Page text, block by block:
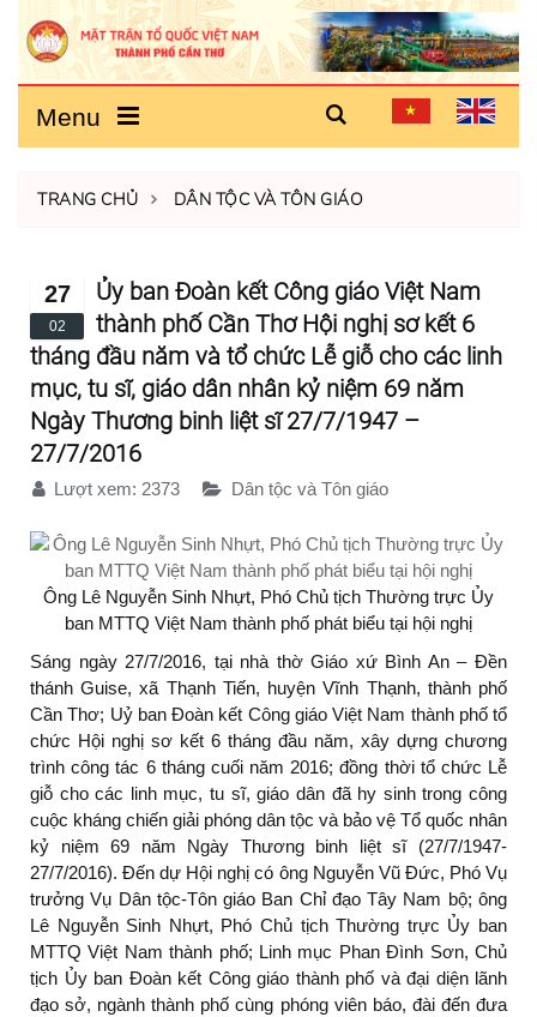
Menu
TRANG CHỦ DÂN TỘC VÀ TÔN GIÁO
27
02
Ủy ban Đoàn kết Công giáo Việt Nam
thành phố Cần Thơ Hội nghị sơ kết 6
tháng đầu năm và tổ chức Lễ giỗ cho các linh
mục, tu sĩ, giáo dân nhân kỷ niệm 69 năm
Ngày Thương binh liệt sĩ 27/7/1947 –
27/7/2016
Lượt xem: 2373 Dân tộc và Tôn giáo
Ông Lê Nguyễn Sinh Nhựt, Phó Chủ tịch Thường trực Ủy
ban MTTQ Việt Nam thành phố phát biểu tại hội nghị
Sáng ngày 27/7/2016, tại nhà thờ Giáo xứ Bình An – Đền
thánh Guise, xã Thạnh Tiến, huyện Vĩnh Thạnh, thành phố
Cần Thơ; Uỷ ban Đoàn kết Công giáo Việt Nam thành phố tổ
chức Hội nghị sơ kết 6 tháng đầu năm, xây dựng chương
trình công tác 6 tháng cuối năm 2016; đồng thời tổ chức Lễ
giỗ cho các linh mục, tu sĩ, giáo dân đã hy sinh trong công
cuộc kháng chiến giải phóng dân tộc và bảo vệ Tổ quốc nhân
kỷ niệm 69 năm Ngày Thương binh liệt sĩ (27/7/1947-
27/7/2016). Đến dự Hội nghị có ông Nguyễn Vũ Đức, Phó Vụ
trưởng Vụ Dân tộc-Tôn giáo Ban Chỉ đạo Tây Nam bộ; ông
Lê Nguyễn Sinh Nhựt, Phó Chủ tịch Thường trực Ủy ban
MTTQ Việt Nam thành phố; Linh mục Phan Đình Sơn, Chủ
tịch Ủy ban Đoàn kết Công giáo thành phố và đại diện lãnh
đạo sở, ngành thành phố cùng phóng viên báo, đài đến đưa